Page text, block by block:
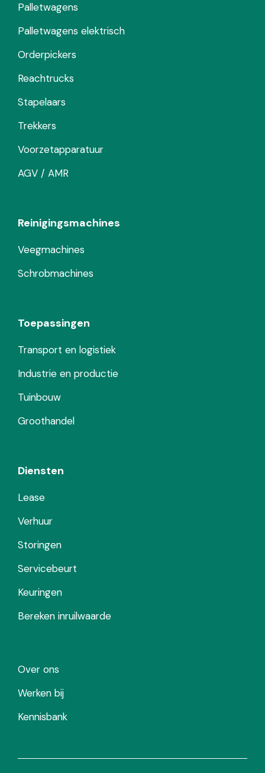
Palletwagens
Palletwagens elektrisch
Orderpickers
Reachtrucks
Stapelaars
Trekkers
Voorzetapparatuur
AGV / AMR
Reinigingsmachines
Veegmachines
Schrobmachines
Toepassingen
Transport en logistiek
Industrie en productie
Tuinbouw
Groothandel
Diensten
Lease
Verhuur
Storingen
Servicebeurt
Keuringen
Bereken inruilwaarde
Over ons
Werken bij
Kennisbank